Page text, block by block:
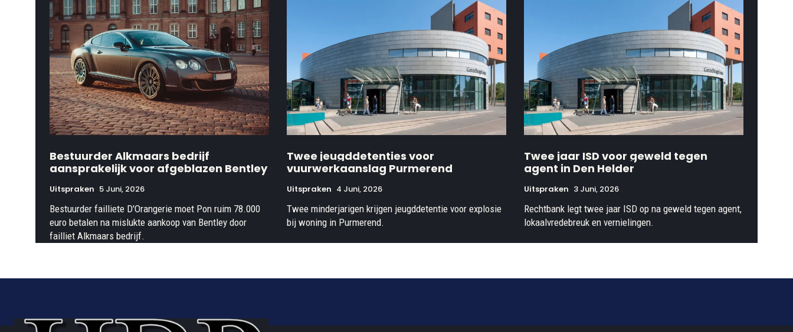
Bestuurder Alkmaars bedrijf
aansprakelijk voor afgeblazen Bentley
Uitspraken 5 Juni, 2026
Bestuurder failliete D'Orangerie moet Pon ruim 78.000
euro betalen na mislukte aankoop van Bentley door
failliet Alkmaars bedrijf.
Twee jeugddetenties voor
vuurwerkaanslag Purmerend
Uitspraken 4 Juni, 2026
Twee minderjarigen krijgen jeugddetentie voor explosie
bij woning in Purmerend.
Twee jaar ISD voor geweld tegen
agent in Den Helder
Uitspraken 3 Juni, 2026
Rechtbank legt twee jaar ISD op na geweld tegen agent,
lokaalvredebreuk en vernielingen.